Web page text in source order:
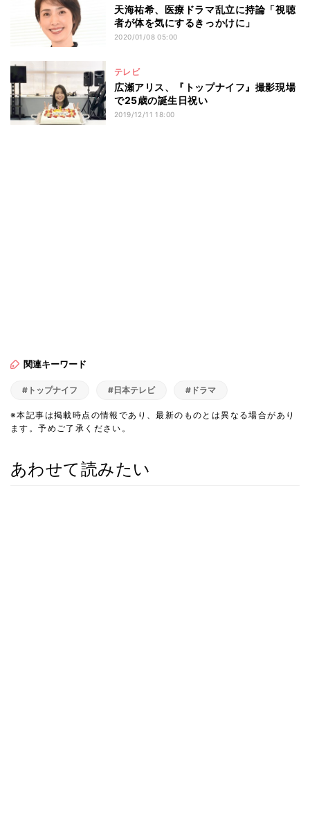
天海祐希、医療ドラマ乱立に持論「視聴
者が体を気にするきっかけに」
2020/01/08 05:00
テレビ
広瀬アリス、『トップナイフ』撮影現場
で25歳の誕生日祝い
2019/12/11 18:00
関連キーワード
#トップナイフ #日本テレビ #ドラマ
※本記事は掲載時点の情報であり、最新のものとは異なる場合があり
ます。予めご了承ください。
あわせて読みたい